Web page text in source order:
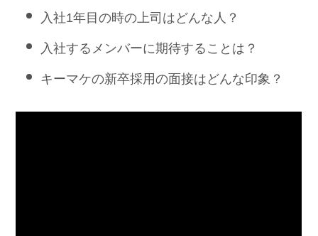
入社1年目の時の上司はどんな人？
入社するメンバーに期待することは？
キーマケの新卒採用の面接はどんな印象？